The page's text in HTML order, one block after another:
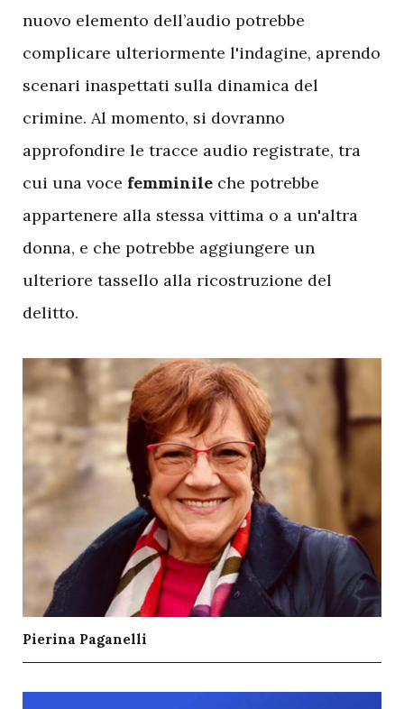
nuovo elemento dell’audio potrebbe
complicare ulteriormente l'indagine, aprendo
scenari inaspettati sulla dinamica del
crimine. Al momento, si dovranno
approfondire le tracce audio registrate, tra
cui una voce femminile che potrebbe
appartenere alla stessa vittima o a un'altra
donna, e che potrebbe aggiungere un
ulteriore tassello alla ricostruzione del
delitto.
Pierina Paganelli